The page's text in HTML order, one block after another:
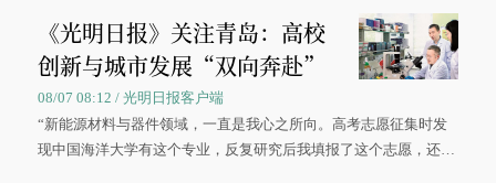
《光明日报》关注青岛：高校
创新与城市发展“双向奔赴”
08/07 08:12 / 光明日报客户端
“新能源材料与器件领域，一直是我心之所向。高考志愿征集时发
现中国海洋大学有这个专业，反复研究后我填报了这个志愿，还真